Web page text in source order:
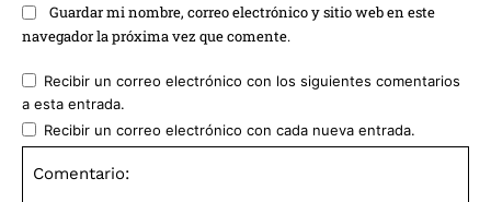
Guardar mi nombre, correo electrónico y sitio web en este
navegador la próxima vez que comente.
Recibir un correo electrónico con los siguientes comentarios
a esta entrada.
Recibir un correo electrónico con cada nueva entrada.